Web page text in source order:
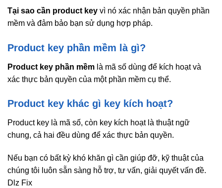
Tại sao cần product key vì nó xác nhận bản quyền phần
mềm và đảm bảo bạn sử dụng hợp pháp.
Product key phần mềm là gì?
Product key phần mềm là mã số dùng để kích hoạt và
xác thực bản quyền của một phần mềm cụ thể.
Product key khác gì key kích hoạt?
Product key là mã số, còn key kích hoạt là thuật ngữ
chung, cả hai đều dùng để xác thực bản quyền.
Nếu bạn có bất kỳ khó khăn gì cần giúp đỡ, kỹ thuật của
chúng tôi luôn sẵn sàng hỗ trợ, tư vấn, giải quyết vấn đề.
Dlz Fix